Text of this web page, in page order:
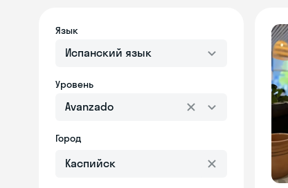
Язык
Испанский язык
Уровень
Avanzado
Город